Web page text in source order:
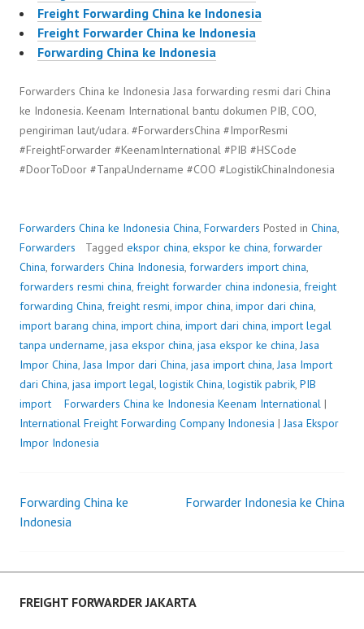
Freight Forwarding China ke Indonesia
Freight Forwarder China ke Indonesia
Forwarding China ke Indonesia
Forwarders China ke Indonesia Jasa forwarding resmi dari China
ke Indonesia. Keenam International bantu dokumen PIB, COO,
pengiriman laut/udara. #ForwardersChina #ImporResmi
#FreightForwarder #KeenamInternational #PIB #HSCode
#DoorToDoor #TanpaUndername #COO #LogistikChinaIndonesia
Forwarders China ke Indonesia China, Forwarders Posted in China,
Forwarders
Tagged ekspor china, ekspor ke china, forwarder
China, forwarders China Indonesia, forwarders import china,
forwarders resmi china, freight forwarder china indonesia, freight
forwarding China, freight resmi, impor china, impor dari china,
import barang china, import china, import dari china, import legal
tanpa undername, jasa ekspor china, jasa ekspor ke china,Jasa
Impor China,Jasa Impor dari China, jasa import china,Jasa Import
dari China, jasa import legal, logistik China, logistik pabrik, PIB
import
Forwarders China ke Indonesia P
o
d
b
y
i
Keenam International |
International Freight Forwarding Company Indonesia |Jasa Ekspor
Impor Indonesia
Post
Forwarding China ke
Indonesia
Forwarder Indonesia ke China
FREIGHT FORWARDER JAKARTA